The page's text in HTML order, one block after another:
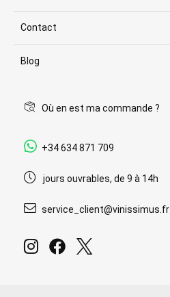
Contact
Blog
Où en est ma commande ?
+34 634 871 709
jours ouvrables, de 9 à 14h
service_client@vinissimus.fr